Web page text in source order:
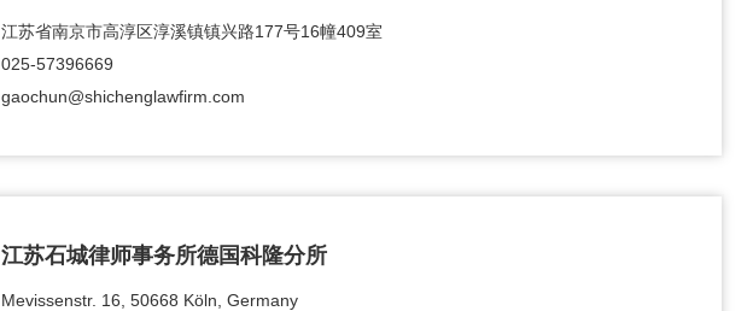
江苏省南京市高淳区淳溪镇镇兴路177号16幢409室
025-57396669
gaochun@shichenglawfirm.com
江苏石城律师事务所德国科隆分所
Mevissenstr. 16, 50668 Köln, Germany